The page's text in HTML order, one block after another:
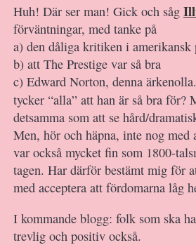
Huh! Där ser man! Gick och såg
förväntningar, med tanke på
a) den dåliga kritiken i amerikansk
b) att The Prestige var så bra
c) Edward Norton, denna
tycker “alla” att han är så bra
detsamma som att se hård/
Men, hör och häpna, inte nog
var också mycket fin som 1800-
tagen. Har därför bestämt mig
med acceptera att fördomarna låg
I kommande blogg: folk som ska
trevlig och positiv också.